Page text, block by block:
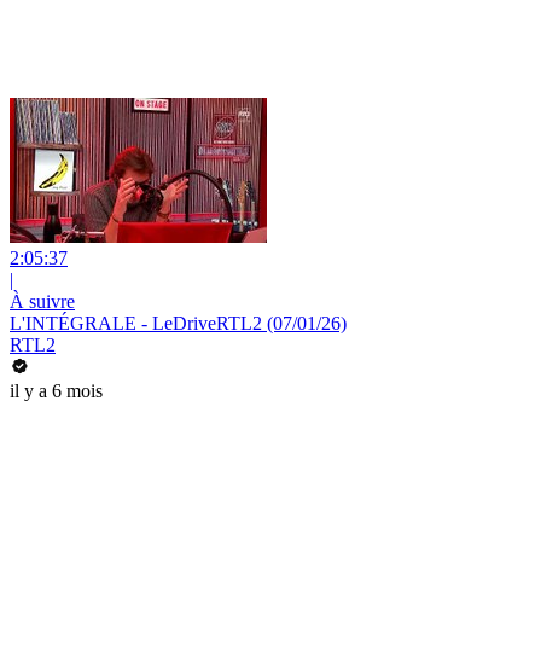
2:05:37
|
À suivre
L'INTÉGRALE - LeDriveRTL2 (07/01/26)
RTL2
il y a 6 mois